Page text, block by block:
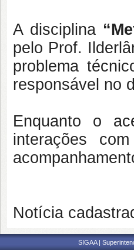
A disciplina
pelo Prof.
problema
responsável no
Enquanto o
interações
Notícia
SIGAA |